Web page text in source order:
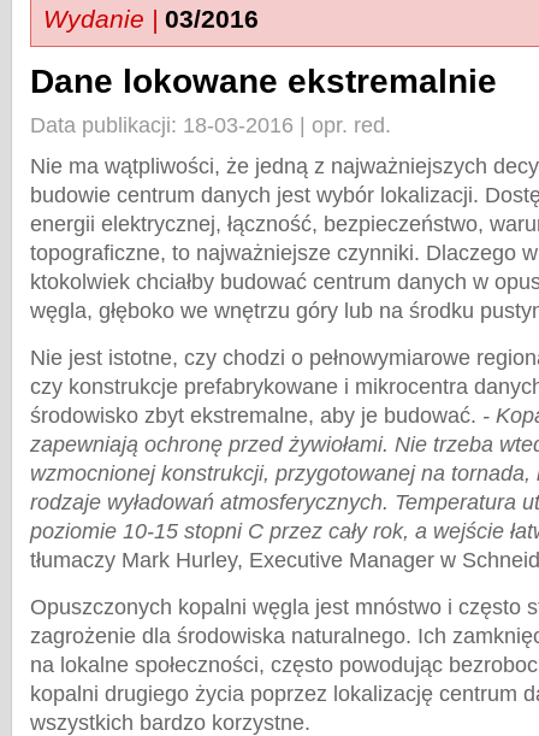
Wydanie | 03/2016
Dane lokowane ekstremalnie
Data publikacji: 18-03-2016 | opr. red.
Nie ma wątpliwości, że jedną z najważniejszych
budowie centrum danych jest wybór lokalizacji.
energii elektrycznej, łączność, bezpieczeństwo,
topograficzne, to najważniejsze czynniki. Dlaczego
ktokolwiek chciałby budować centrum danych w
węgla, głęboko we wnętrzu góry lub na środku
Nie jest istotne, czy chodzi o pełnowymiarowe
czy konstrukcje prefabrykowane i mikrocentra
środowisko zbyt ekstremalne, aby je budować. -
zapewniają ochronę przed żywiołami. Nie trzeba
wzmocnionej konstrukcji, przygotowanej na
rodzaje wyładowań atmosferycznych. Temperatura
poziomie 10-15 stopni C przez cały rok, a wejście
tłumaczy Mark Hurley, Executive Manager w
Opuszczonych kopalni węgla jest mnóstwo i często
zagrożenie dla środowiska naturalnego. Ich
na lokalne społeczności, często powodując
kopalni drugiego życia poprzez lokalizację centrum
wszystkich bardzo korzystne.